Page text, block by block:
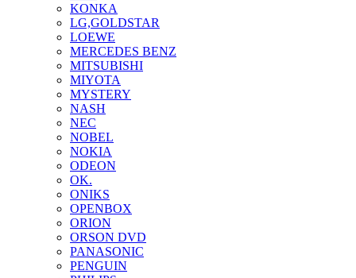
KONKA
LG,GOLDSTAR
LOEWE
MERCEDES BENZ
MITSUBISHI
MIYOTA
MYSTERY
NASH
NEC
NOBEL
NOKIA
ODEON
OK.
ONIKS
OPENBOX
ORION
ORSON DVD
PANASONIC
PENGUIN